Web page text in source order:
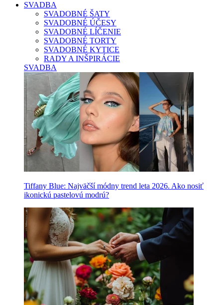
SVADBA
SVADOBNÉ ŠATY
SVADOBNÉ ÚČESY
SVADOBNÉ LÍČENIE
SVADOBNÉ TORTY
SVADOBNÉ KYTICE
RADY A INŠPIRÁCIE
SVADBA
Tiffany Blue: Najväčší módny trend leta 2026. Ako nosiť
ikonickú pastelovú modrú?